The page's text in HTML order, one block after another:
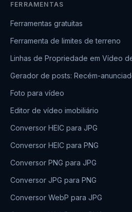
FERRAMENTAS
Ferramentas gratuitas
Ferramenta de limites de terreno
Linhas de Propriedade em Vídeo
Gerador de posts: Recém-
Foto para vídeo
Editor de vídeo imobiliário
Conversor HEIC para JPG
Conversor HEIC para PNG
Conversor PNG para JPG
Conversor JPG para PNG
Conversor WebP para JPG